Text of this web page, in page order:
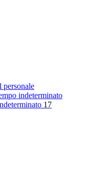
personale
indeterminato
17